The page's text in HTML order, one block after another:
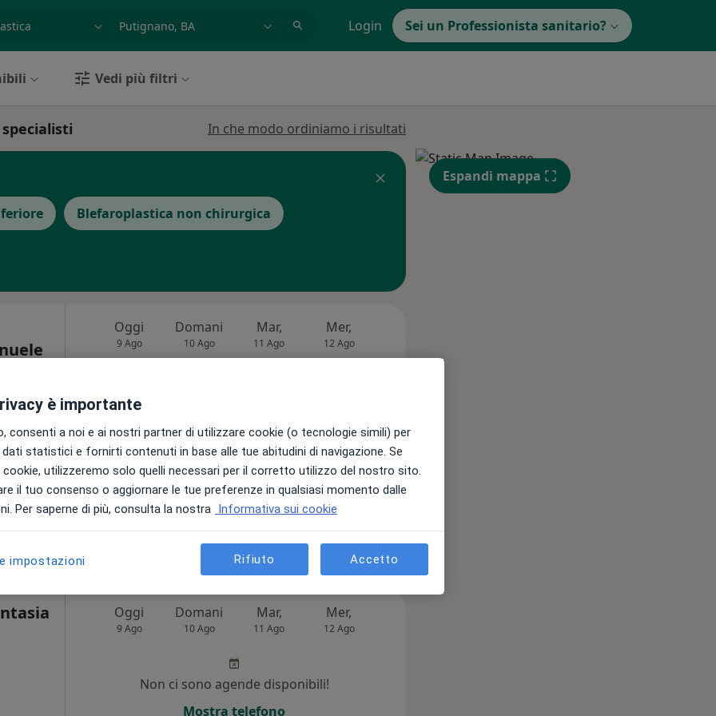
Login Sei un Professionista sanitario?
Vedi più filtri
In che modo ordiniamo i risultati
Blefaroplastica non chirurgica
•Mappa
Oggi
9 Ago
Domani
10 Ago
Mar,
11 Ago
Mer,
12 Ago
Non ci sono agende disponibili!
Chiedi di attivare le prenotazioni online
Oggi
9 Ago
Domani
10 Ago
Mar,
11 Ago
Mer,
12 Ago
Non ci sono agende disponibili!
Mostra telefono
Espandi mappa
è importante
consenti a noi e ai nostri partner di utilizzare cookie (o tecnologie simili) per
statistici e fornirti contenuti in base alle tue abitudini di navigazione. Se
utilizzeremo solo quelli necessari per il corretto utilizzo del nostro sito.
il tuo consenso o aggiornare le tue preferenze in qualsiasi momento dalle
Per saperne di più, consulta la nostra Informativa sui cookie
impostazioni Rifiuto Accetto